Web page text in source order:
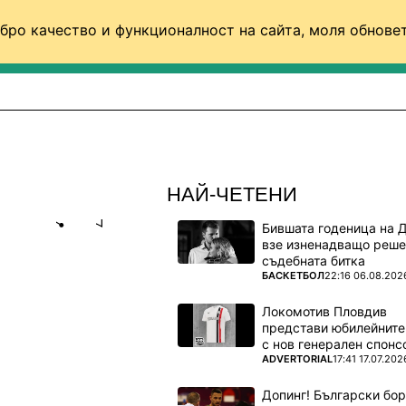
качество и функционалност на сайта, моля
НАЙ-ЧЕТЕНИ
Бившата годеница на
взе изненадващо
съдебната битка
ПОВЕЧЕ ОТ
БАСКЕТБОЛ22:16
Локомотив Пловдив
представи
с нов генерален
ПОВЕЧЕ ОТ
ADVERTORIAL17:41
Допинг! Български